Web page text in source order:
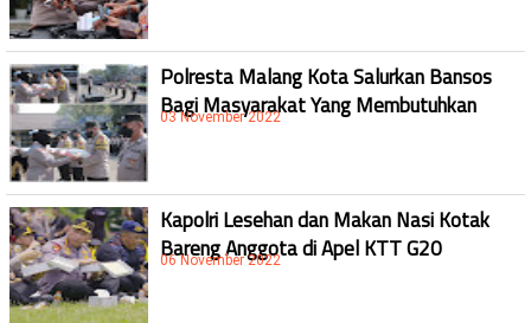
Polresta Malang Kota Salurkan Bansos
Bagi Masyarakat Yang Membutuhkan
03 November 2022
Kapolri Lesehan dan Makan Nasi Kotak
Bareng Anggota di Apel KTT G20
06 November 2022